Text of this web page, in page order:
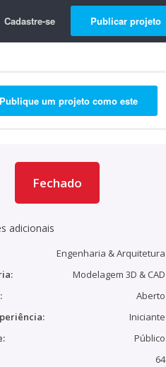
Cadastre-se Publicar projeto
Publique um projeto como este
Fechado
adicionais
Engenharia & Arquitetura
Modelagem 3D & CAD
Aberto
Iniciante
Público
64